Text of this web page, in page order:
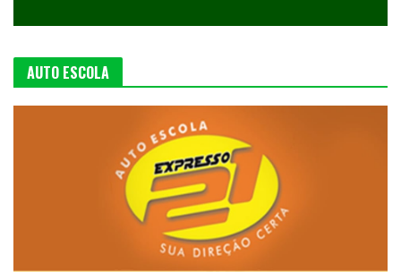
AUTO ESCOLA